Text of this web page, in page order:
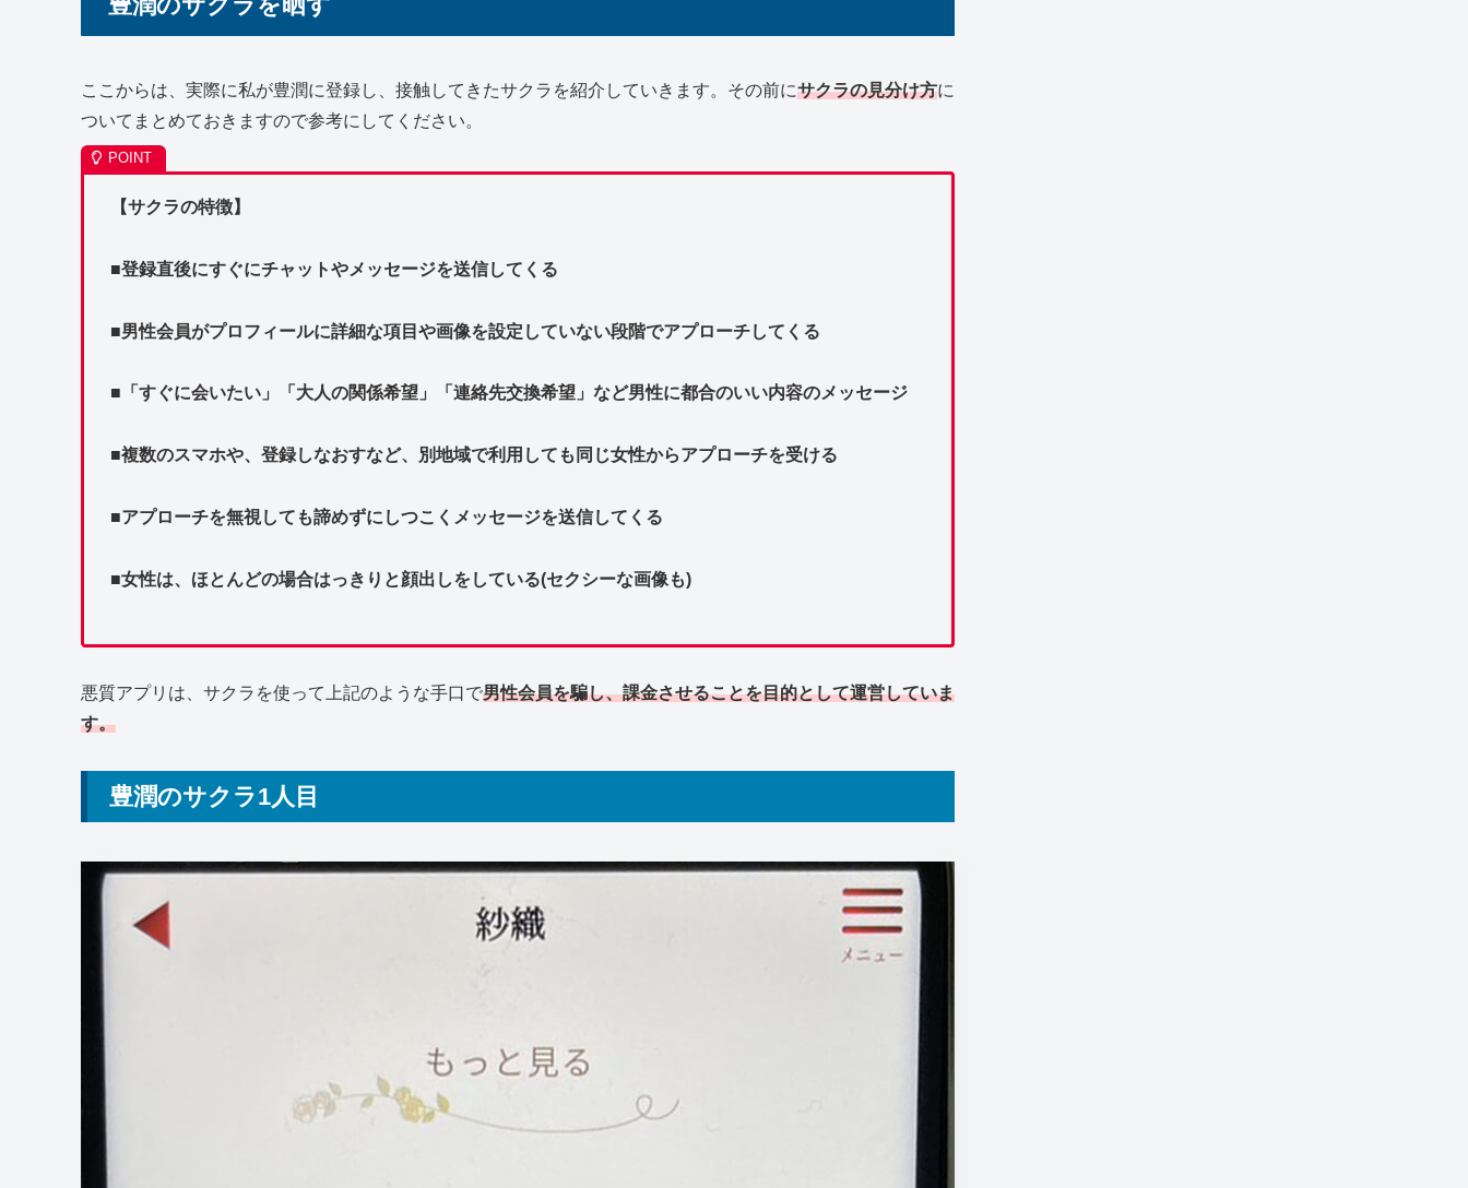
ここからは、実際に私が豊潤に登録し、接触してきたサクラを紹介していきます。その前にサクラの見分け方に
ついてまとめておきますので参考にしてください。
【サクラの特徴】
■登録直後にすぐにチャットやメッセージを送信してくる
■男性会員がプロフィールに詳細な項目や画像を設定していない段階でアプローチしてくる
■「すぐに会いたい」「大人の関係希望」「連絡先交換希望」など男性に都合のいい内容のメッセージ
■複数のスマホや、登録しなおすなど、別地域で利用しても同じ女性からアプローチを受ける
■アプローチを無視しても諦めずにしつこくメッセージを送信してくる
■女性は、ほとんどの場合はっきりと顔出しをしている(セクシーな画像も)
悪質アプリは、サクラを使って上記のような手口で男性会員を騙し、課金させることを目的として運営していま
す。
豊潤のサクラ1人目